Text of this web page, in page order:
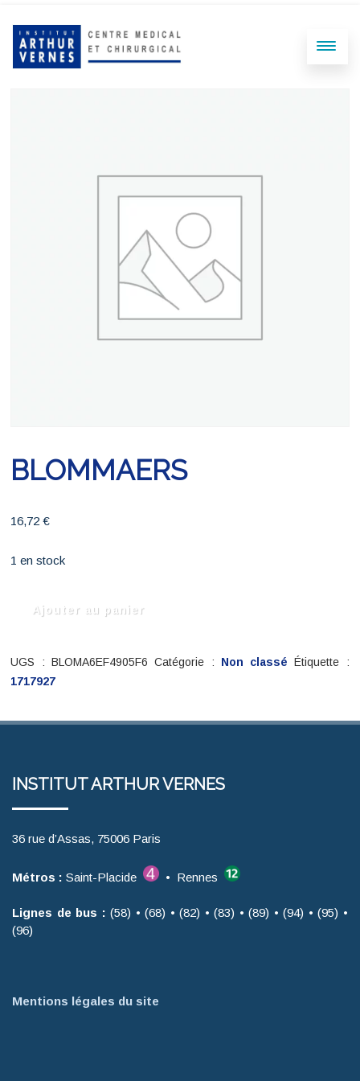
BLOMMAERS
16,72€
1 en stock
Ajouter au panier
UGS : BLOMA6EF4905F6 Catégorie : Non classé Étiquette :
1717927
INSTITUT ARTHUR VERNES
36 rue d’Assas, 75006 Paris
Métros : Saint-Placide • Rennes
Lignes de bus : (58) • (68) • (82) • (83) • (89) • (94) • (95) •
(96)
Mentions légales du site